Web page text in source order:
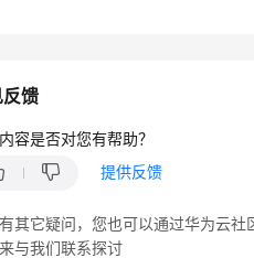
馈
容是否对您有帮助？
提供反馈
其它疑问，您也可以通过华为云社
与我们联系探讨